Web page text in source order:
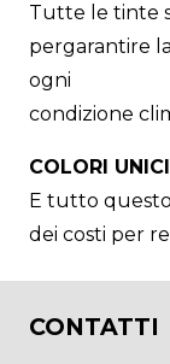
Tutte le tinte
pergarantire
ogni
condizione
COLORI UNICI
E tutto
dei costi per
CONTATTI